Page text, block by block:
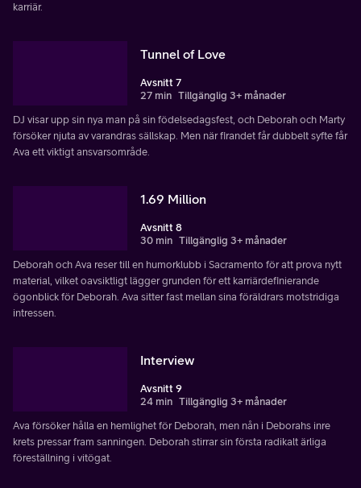
karriär.
Tunnel of Love
Avsnitt 7
27 min Tillgänglig 3+ månader
DJ visar upp sin nya man på sin födelsedagsfest, och Deborah och Marty
försöker njuta av varandras sällskap. Men när firandet får dubbelt syfte får
Ava ett viktigt ansvarsområde.
1.69 Million
Avsnitt 8
30 min Tillgänglig 3+ månader
Deborah och Ava reser till en humorklubb i Sacramento för att prova nytt
material, vilket oavsiktligt lägger grunden för ett karriärdefinierande
ögonblick för Deborah. Ava sitter fast mellan sina föräldrars motstridiga
intressen.
Interview
Avsnitt 9
24 min Tillgänglig 3+ månader
Ava försöker hålla en hemlighet för Deborah, men nån i Deborahs inre
krets pressar fram sanningen. Deborah stirrar sin första radikalt ärliga
föreställning i vitögat.